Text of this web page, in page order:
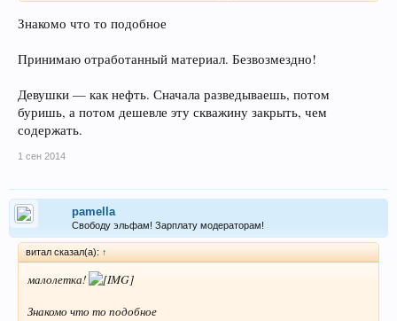
материал, в утиль пора
Знакомо что то подобное
Принимаю отработанный материал. Безвозмездно!
Девушки — как нефть. Сначала разведываешь, потом
буришь, а потом дешевле эту скважину закрыть, чем
содержать.
1 сен 2014
pamella
Свободу эльфам! Зарплату модераторам!
витал сказал(а): ↑
малолетка!
Знакомо что то подобное